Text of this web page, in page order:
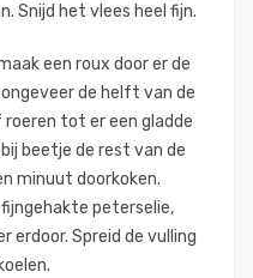
Snijd het vlees heel fijn.
een roux door er de
de helft van de
roeren tot er een gladde
beetje de rest van de
minuut doorkoken.
peterselie,
erdoor. Spreid de vulling